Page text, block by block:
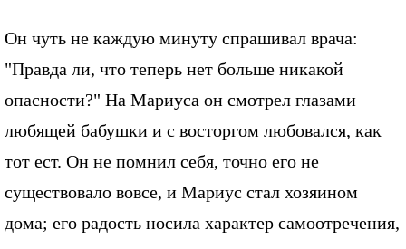
Он чуть не каждую минуту спрашивал врача:
"Правда ли, что теперь нет больше никакой
опасности?" На Мариуса он смотрел глазами
любящей бабушки и с восторгом любовался, как
тот ест. Он не помнил себя, точно его не
существовало вовсе, и Мариус стал хозяином
дома; его радость носила характер самоотречения,